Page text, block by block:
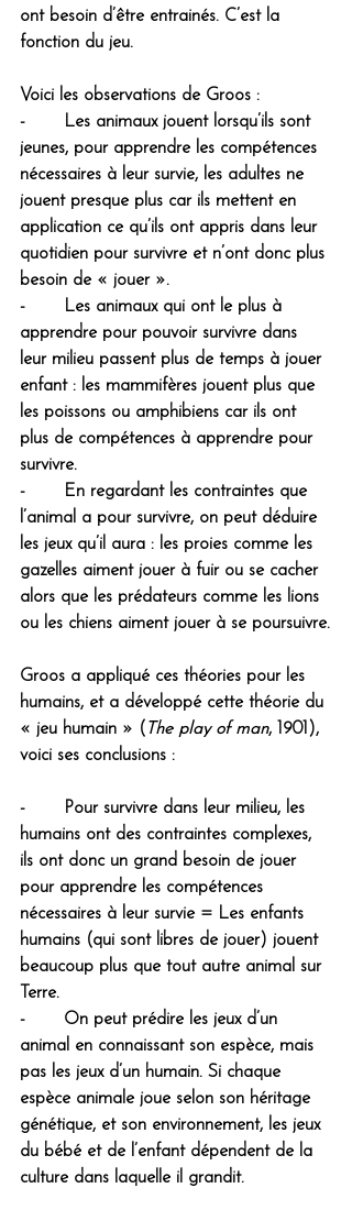
ont besoin d’être entrainés. C’est la
fonction du jeu.
Voici les observations de Groos :
-       Les animaux jouent lorsqu’ils sont
jeunes, pour apprendre les compétences
nécessaires à leur survie, les adultes ne
jouent presque plus car ils mettent en
application ce qu’ils ont appris dans leur
quotidien pour survivre et n’ont donc plus
besoin de « jouer ».
-       Les animaux qui ont le plus à
apprendre pour pouvoir survivre dans
leur milieu passent plus de temps à jouer
enfant : les mammifères jouent plus que
les poissons ou amphibiens car ils ont
plus de compétences à apprendre pour
survivre.
-       En regardant les contraintes que
l’animal a pour survivre, on peut déduire
les jeux qu’il aura : les proies comme les
gazelles aiment jouer à fuir ou se cacher
alors que les prédateurs comme les lions
ou les chiens aiment jouer à se poursuivre.
Groos a appliqué ces théories pour les
humains, et a développé cette théorie du
« jeu humain » ( The play of man, 1901),
voici ses conclusions :
-       Pour survivre dans leur milieu, les
humains ont des contraintes complexes,
ils ont donc un grand besoin de jouer
pour apprendre les compétences
nécessaires à leur survie = Les enfants
humains (qui sont libres de jouer) jouent
beaucoup plus que tout autre animal sur
Terre.
-       On peut prédire les jeux d’un
animal en connaissant son espèce, mais
pas les jeux d’un humain. Si chaque
espèce animale joue selon son héritage
génétique, et son environnement, les jeux
du bébé et de l’enfant dépendent de la
culture dans laquelle il grandit.